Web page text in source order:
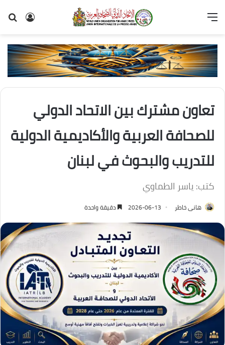
تسجيل
القائمة
تعاون مشترك بين الاتحاد الدولي
للصحافة العربية والأكاديمية الدولية
للتدريب والبحوث في لبنان
كتب: ياسر الطماوي
هانى خاطر 2026-06-13 دقيقة واحدة